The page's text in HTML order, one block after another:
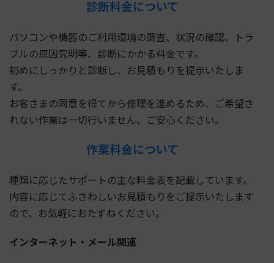
診断料金について
パソコンや機器のご利用環境の調査、状況の確認、トラ
ブルの原因究明等、診断にかかる料金です。
初めにしっかりと診断し、お見積もりを提示いたしま
す。
お客さまの同意を得てから修理を進めるため、ご希望さ
れない作業は一切行いません、ご安心ください。
作業料金について
種類に応じたサポートの主な料金表を記載しています。
内容に応じてふさわしいお見積もりをご提示いたします
ので、お気軽におたずねください。
インターネット・メール関連